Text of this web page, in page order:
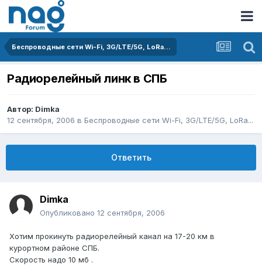
Беспроводные сети Wi-Fi, 3G/LTE/5G, LoRa...
Радиорелейный линк в СПБ
Автор: Dimka
12 сентября, 2006 в Беспроводные сети Wi-Fi, 3G/LTE/5G, LoRa...
Ответить
Dimka
Опубликовано 12 сентября, 2006
Хотим прокинуть радиорелейный канал на 17-20 км в
курортном районе СПБ.
Скорость надо 10 мб .